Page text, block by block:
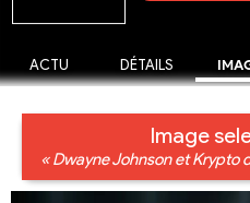
ACTU DÉTAILS
Image
« Dwayne Johnson et Krypto